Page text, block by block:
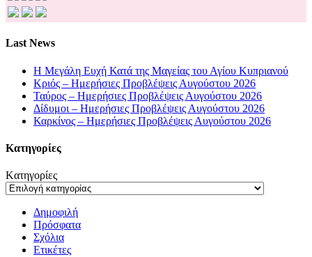
Last News
Η Μεγάλη Ευχή Κατά της Μαγείας του Αγίου Κυπριανού
Κριός – Ημερήσιες Προβλέψεις Αυγούστου 2026
Ταύρος – Ημερήσιες Προβλέψεις Αυγούστου 2026
Δίδυμοι – Ημερήσιες Προβλέψεις Αυγούστου 2026
Καρκίνος – Ημερήσιες Προβλέψεις Αυγούστου 2026
Kατηγορίες
Kατηγορίες
Δημοφιλή
Πρόσφατα
Σχόλια
Ετικέτες